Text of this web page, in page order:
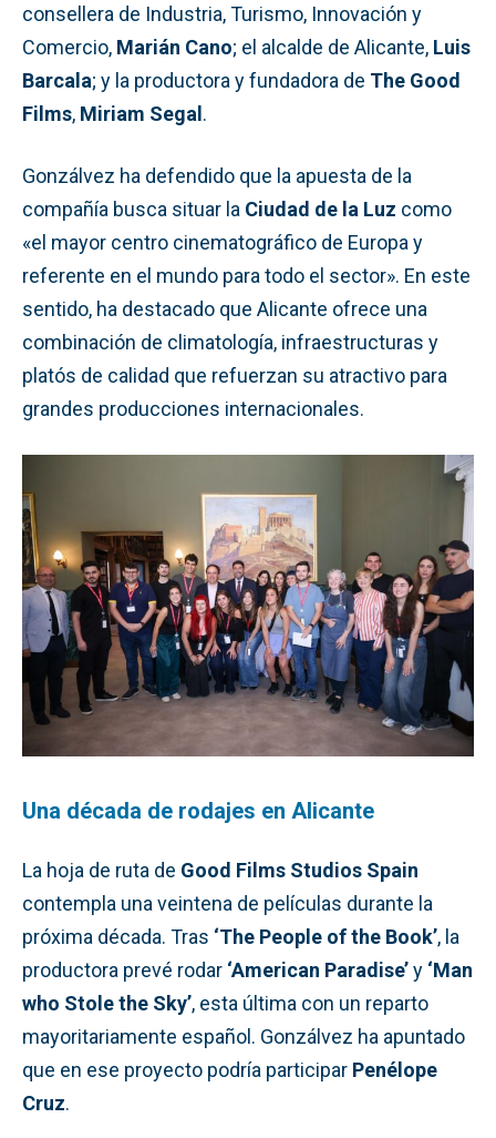
consellera de Industria, Turismo, Innovación y
Comercio, Marián Cano; el alcalde de Alicante, Luis
Barcala; y la productora y fundadora de The Good
Films, Miriam Segal.
Gonzálvez ha defendido que la apuesta de la
compañía busca situar la Ciudad de la Luz como
«el mayor centro cinematográfico de Europa y
referente en el mundo para todo el sector». En este
sentido, ha destacado que Alicante ofrece una
combinación de climatología, infraestructuras y
platós de calidad que refuerzan su atractivo para
grandes producciones internacionales.
Una década de rodajes en Alicante
La hoja de ruta de Good Films Studios Spain
contempla una veintena de películas durante la
próxima década. Tras ‘The People of the Book’, la
productora prevé rodar ‘American Paradise’y ‘Man
who Stole the Sky’, esta última con un reparto
mayoritariamente español. Gonzálvez ha apuntado
que en ese proyecto podría participar Penélope
Cruz.